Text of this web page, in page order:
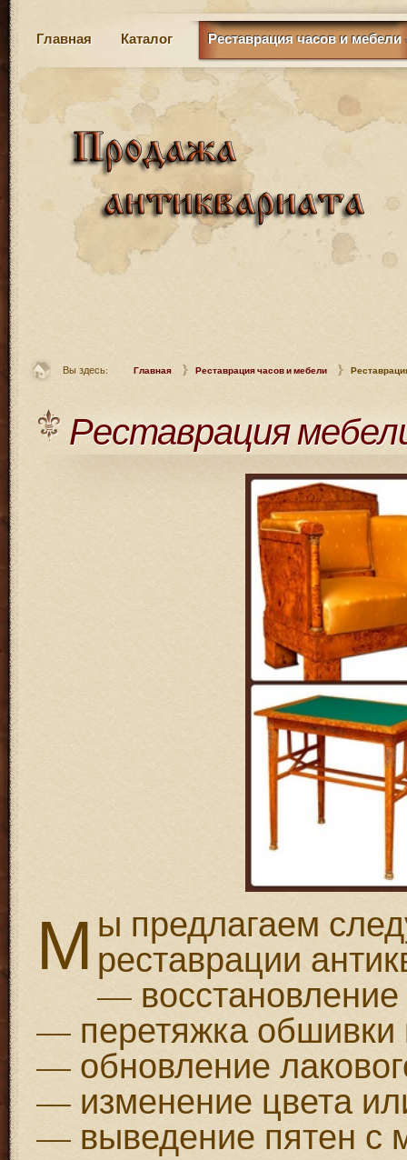
Главная Каталог Реставрация часов и мебели
Вы здесь: Главная Реставрация часов и мебели
Реставрация
М ы предлагаем
реставрации
—
— перетяжка обшивки
— обновление
— изменение цвета
— выведение пятен с